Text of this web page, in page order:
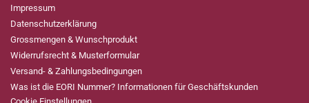
Impressum
Datenschutzerklärung
Grossmengen & Wunschprodukt
Widerrufsrecht & Musterformular
Versand- & Zahlungsbedingungen
Was ist die EORI Nummer? Informationen für Geschäftskunden